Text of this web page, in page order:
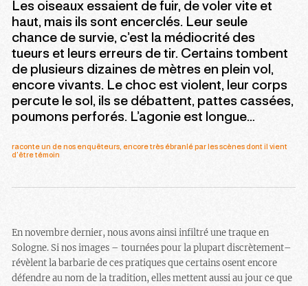
Les oiseaux essaient de fuir, de voler vite et
haut, mais ils sont encerclés. Leur seule
chance de survie, c’est la médiocrité des
tueurs et leurs erreurs de tir. Certains tombent
de plusieurs dizaines de mètres en plein vol,
encore vivants. Le choc est violent, leur corps
percute le sol, ils se débattent, pattes cassées,
poumons perforés. L’agonie est longue…
raconte un de nos enquêteurs, encore très ébranlé par les scènes dont il vient
d’être témoin
En novembre dernier, nous avons ainsi infiltré une traque en
Sologne. Si nos images – tournées pour la plupart discrètement–
révèlent la barbarie de ces pratiques que certains osent encore
défendre au nom de la tradition, elles mettent aussi au jour ce que